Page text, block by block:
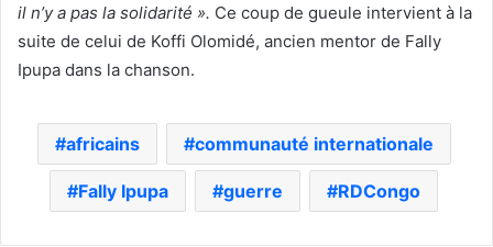
il n’y a pas la solidarité ». Ce coup de gueule intervient à la
suite de celui de Koffi Olomidé, ancien mentor de Fally
Ipupa dans la chanson.
africains communauté internationale
Fally Ipupa guerre RDCongo